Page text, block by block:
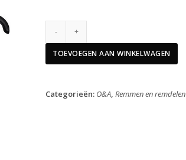
Voor
BL-
aantal
TOEVOEGEN AAN WINKELWAGEN
Categorieën: O&A,Remmen en remdelen